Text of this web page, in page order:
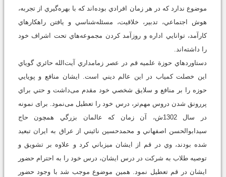
موضوع ندارد که در هر زمان افرادي بوده‌اند که با بهره‌گيري از تجربه،
هوش اجتماعي، تدبير، خلاقيت، مسئله‌شناسي و يافتن راهکارهاي
کارآمد، توانايي اداره و روزآمد کردن مجموعه‌هاي تحت اشراف خود
را داشته‌اند.
دستاوردهاي حوزة علميه قم در عصر زمامداري آيت‌الله حائري گوياي
اين خصلت کمياب در اين عالم ديني است. ایشان منافع و پويايي
حوزه را بر منافع و سلايق شخصي خود مقدم می‌داشت و حتي براي
پررونق شدن دروس مهم‌تر، درس خود را تعطيل ‌می‌نمود. برای نمونه
در سال 1302ش، آن زمان که عالمان بزرگي همچون حاج
سيدابوالحسن اصفهاني و محمدحسين نائيني از عراق به ايران تبعيد
شده بودند، وي در قم از ايشان ميزباني کرد و علاوه بر تشويق و
توصيه طلاب به شرکت در درس ايشان، درس خود را به احترام حضور
ايشان در قم تعطيل نمود. همين موضوع موجب شد با وجود حضور